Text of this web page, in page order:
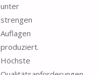
unter
strengen
Auflagen
produziert.
Höchste